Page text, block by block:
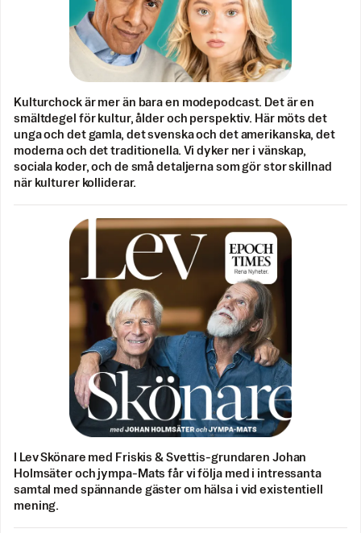
Kulturchock är mer än bara en modepodcast. Det är en
smältdegel för kultur, ålder och perspektiv. Här möts det
unga och det gamla, det svenska och det amerikanska, det
moderna och det traditionella. Vi dyker ner i vänskap,
sociala koder, och de små detaljerna som gör stor skillnad
när kulturer kolliderar.
I Lev Skönare med Friskis & Svettis-grundaren Johan
Holmsäter och jympa-Mats får vi följa med i intressanta
samtal med spännande gäster om hälsa i vid existentiell
mening.